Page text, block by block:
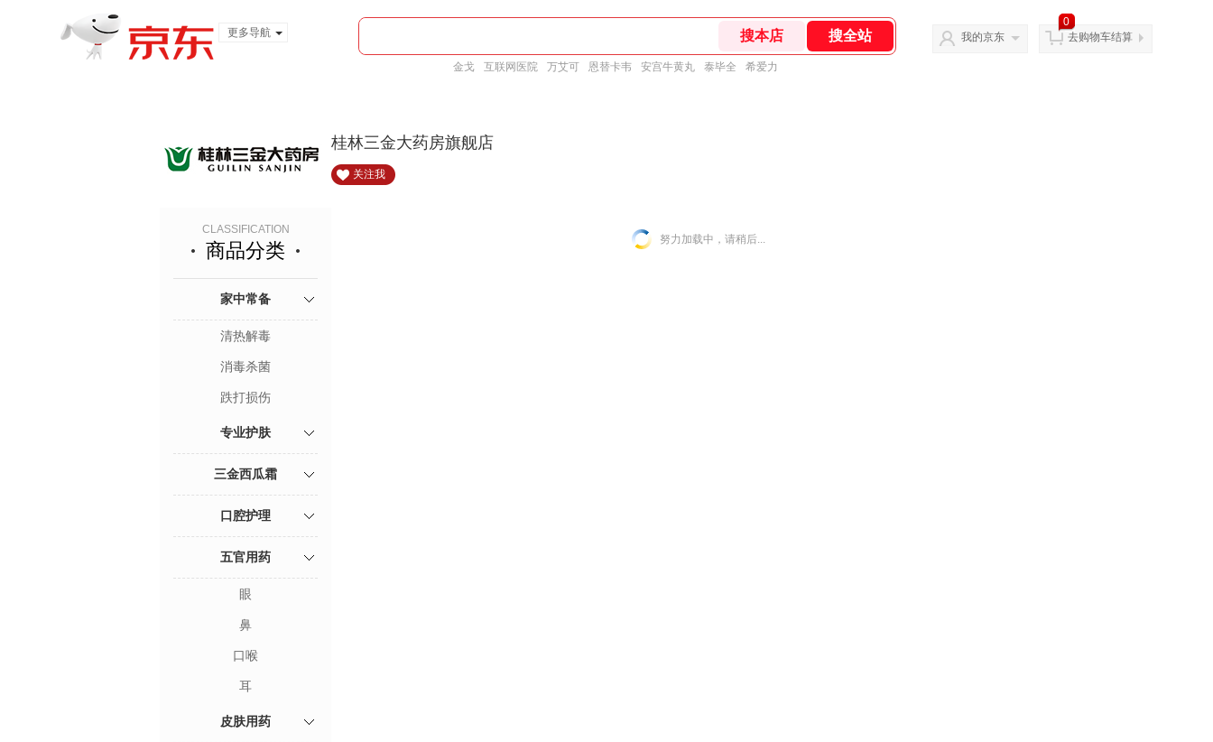
更多导航
金戈 互联网医院 万艾可 恩替卡韦 安宫牛黄丸 泰毕全 希爱力
我的京东
0
去购物车结算
桂林三金大药房旗舰店
关注我
CLASSIFICATION
商品分类
家中常备
清热解毒
消毒杀菌
跌打损伤
专业护肤
三金西瓜霜
口腔护理
五官用药
眼
鼻
口喉
耳
皮肤用药
努力加载中，请稍后...